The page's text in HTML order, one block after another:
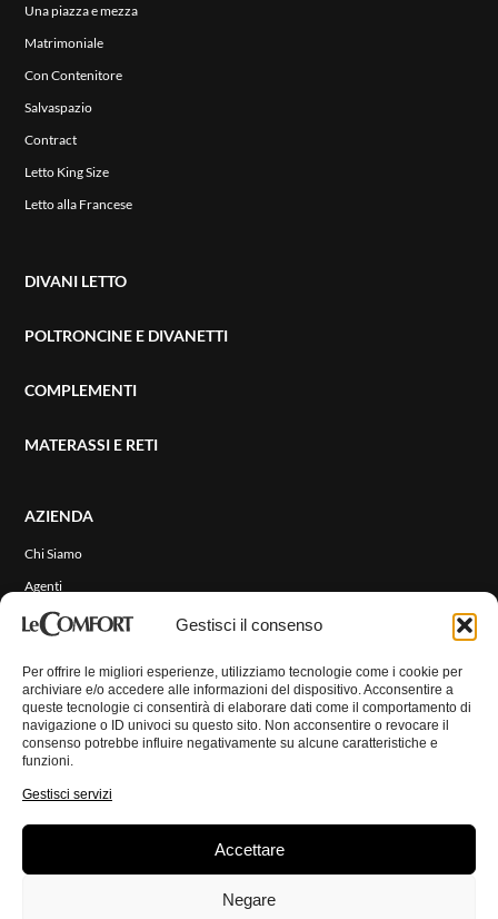
Gestisci il consenso
Per offrire le migliori esperienze, utilizziamo tecnologie come i cookie per
archiviare e/o accedere alle informazioni del dispositivo. Acconsentire a
queste tecnologie ci consentirà di elaborare dati come il comportamento di
navigazione o ID univoci su questo sito. Non acconsentire o revocare il
consenso potrebbe influire negativamente su alcune caratteristiche e
funzioni.
Gestisci servizi
Accettare
Negare
ENG
Una piazza e mezza
Matrimoniale
Con Contenitore
Salvaspazio
Contract
Letto King Size
Letto alla Francese
DIVANI LETTO
POLTRONCINE E DIVANETTI
COMPLEMENTI
MATERASSI E RETI
AZIENDA
Chi Siamo
Agenti
Eventi e News
CONTATTI
AREA RISERVATA
© Copyright 2026 LeComfort. Tutti i diritti riservati.